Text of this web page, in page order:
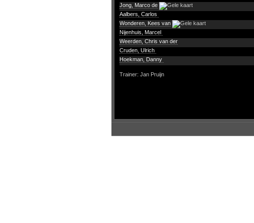
Jong, Marco de
Aalbers, Carlos
Wonderen, Kees van
Nijenhuis, Marcel
Weerden, Chris van der
Cruden, Ulrich
Hoekman, Danny
Trainer: Jan Pruijn